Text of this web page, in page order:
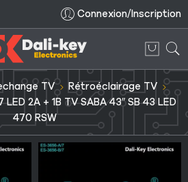
Connexion/Inscription
TV
Rétroéclairage TV
2A + 1B TV SABA 43″ SB 43 LED
470 RSW